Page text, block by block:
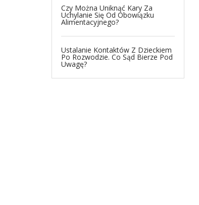
Czy Można Uniknąć Kary Za
Uchylanie Się Od Obowiązku
Alimentacyjnego?
Ustalanie Kontaktów Z Dzieckiem
Po Rozwodzie. Co Sąd Bierze Pod
Uwagę?